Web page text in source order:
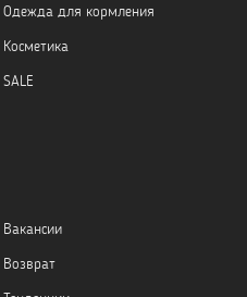
Одежда для кормления
Косметика
SALE
Вакансии
Возврат